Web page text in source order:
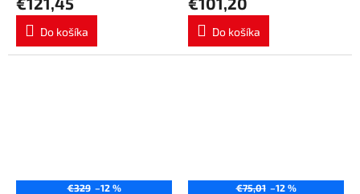
Do košíka Do košíka
€329 –12 % €75,01 –12 %